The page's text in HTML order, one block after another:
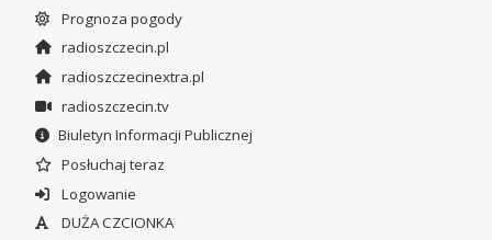
Prognoza pogody
radioszczecin.pl
radioszczecinextra.pl
radioszczecin.tv
Biuletyn Informacji Publicznej
Posłuchaj teraz
Logowanie
DUŻA CZCIONKA